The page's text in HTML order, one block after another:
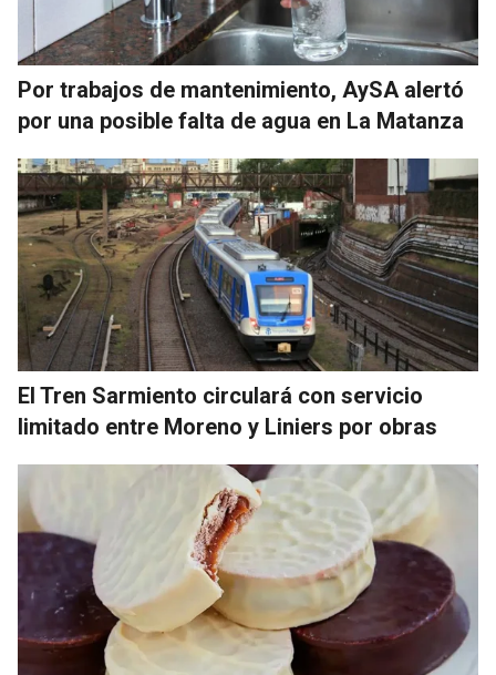
Por trabajos de mantenimiento, AySA alertó
por una posible falta de agua en La Matanza
El Tren Sarmiento circulará con servicio
limitado entre Moreno y Liniers por obras